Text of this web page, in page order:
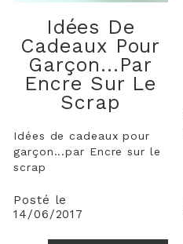
Idées De
Cadeaux Pour
Garçon...par
Encre Sur Le
Scrap
Idées de cadeaux pour
garçon...par Encre sur le
scrap
Posté le
14/06/2017